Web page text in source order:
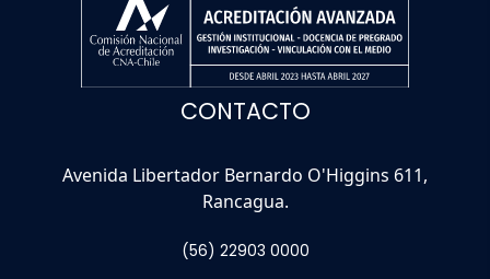
CONTACTO
Avenida Libertador Bernardo O'Higgins 611,
Rancagua.
(56) 22903 0000